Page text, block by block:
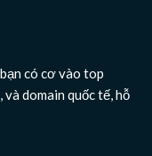
có cơ vào top
domain quốc tế, hỗ